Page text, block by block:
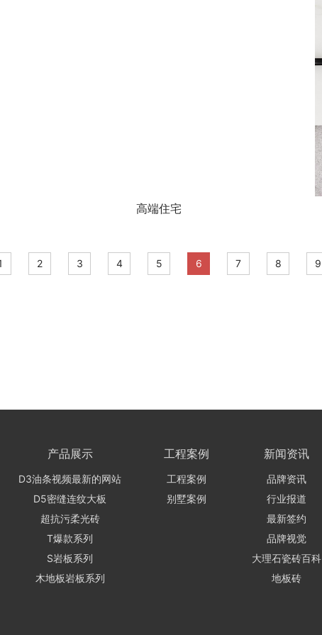
高端住宅
2 3 4 5 6 7 8 9
产品展示
D3油条视频最新的网站
D5密缝连纹大板
超抗污柔光砖
T爆款系列
S岩板系列
木地板岩板系列
工程案例
工程案例
别墅案例
新闻资讯
品牌资讯
行业报道
最新签约
品牌视觉
大理石瓷砖百科
地板砖